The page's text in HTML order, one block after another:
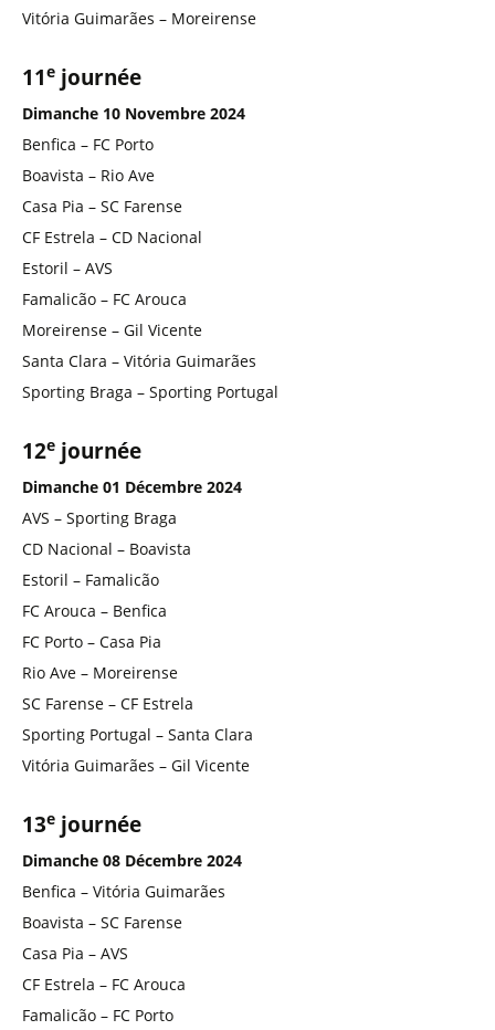
Vitória Guimarães – Moreirense
11e journée
Dimanche 10 Novembre 2024
Benfica – FC Porto
Boavista – Rio Ave
Casa Pia – SC Farense
CF Estrela – CD Nacional
Estoril – AVS
Famalicão – FC Arouca
Moreirense – Gil Vicente
Santa Clara – Vitória Guimarães
Sporting Braga – Sporting Portugal
12e journée
Dimanche 01 Décembre 2024
AVS – Sporting Braga
CD Nacional – Boavista
Estoril – Famalicão
FC Arouca – Benfica
FC Porto – Casa Pia
Rio Ave – Moreirense
SC Farense – CF Estrela
Sporting Portugal – Santa Clara
Vitória Guimarães – Gil Vicente
13e journée
Dimanche 08 Décembre 2024
Benfica – Vitória Guimarães
Boavista – SC Farense
Casa Pia – AVS
CF Estrela – FC Arouca
Famalicão – FC Porto